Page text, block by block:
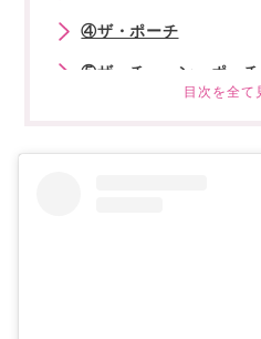
④ザ・ポーチ
⑤ザ・チェーン・ポーチ
春気分を盛り上げよう♡